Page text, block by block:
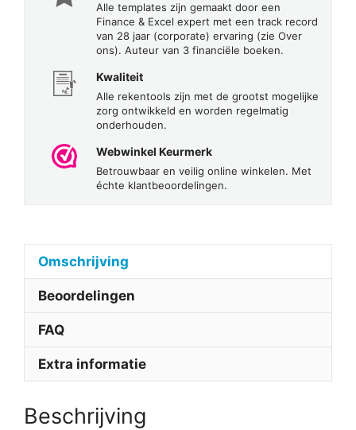
Alle templates zijn gemaakt door een
Finance & Excel expert met een track record
van 28 jaar (corporate) ervaring (zie Over
ons). Auteur van 3 financiële boeken.
Kwaliteit
Alle rekentools zijn met de grootst mogelijke
zorg ontwikkeld en worden regelmatig
onderhouden.
Webwinkel Keurmerk
Betrouwbaar en veilig online winkelen. Met
échte klantbeoordelingen.
Omschrijving
Beoordelingen
FAQ
Extra informatie
Beschrijving